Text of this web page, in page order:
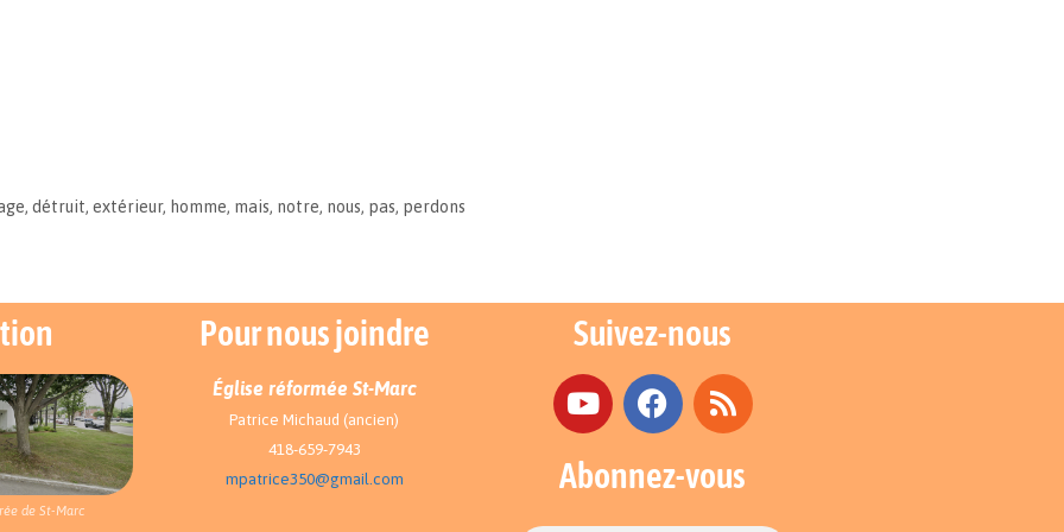
, détruit, extérieur, homme, mais, notre, nous, pas, perdons
de St-Marc
Pour nous joindre
Église réformée St-Marc
Patrice Michaud (ancien)
418-659-7943
mpatrice350@gmail.com
Suivez-nous
Abonnez-vous